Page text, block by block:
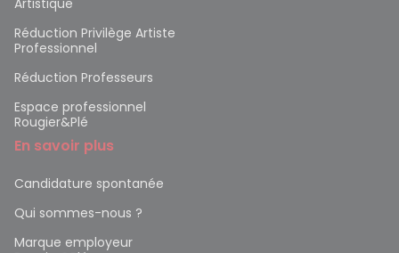
Réduction Privilège Artiste
Professionnel
Réduction Professeurs
Espace professionnel
Rougier&Plé
En savoir plus
Candidature spontanée
Qui sommes-nous ?
Marque employeur